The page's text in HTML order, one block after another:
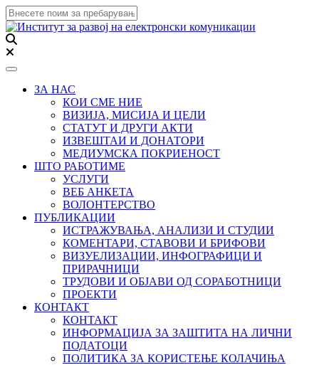
Toggle navigation
ЗА НАС
КОИ СМЕ НИЕ
ВИЗИЈА, МИСИЈА И ЦЕЛИ
СТАТУТ И ДРУГИ АКТИ
ИЗВЕШТАИ И ДОНАТОРИ
МЕДИУМСКА ПОКРИЕНОСТ
ШТО РАБОТИМЕ
УСЛУГИ
ВЕБ АНКЕТА
ВОЛОНТЕРСТВО
ПУБЛИКАЦИИ
ИСТРАЖУВАЊА, АНАЛИЗИ И СТУДИИ
КОМЕНТАРИ, СТАВОВИ И БРИФОВИ
ВИЗУЕЛИЗАЦИИ, ИНФОГРАФИЦИ И
ПРИРАЧНИЦИ
ТРУДОВИ И ОБЈАВИ ОД СОРАБОТНИЦИ
ПРОЕКТИ
КОНТАКТ
КОНТАКТ
ИНФОРМАЦИЈА ЗА ЗАШТИТА НА ЛИЧНИ
ПОДАТОЦИ
ПОЛИТИКА ЗА КОРИСТЕЊЕ КОЛАЧИЊА